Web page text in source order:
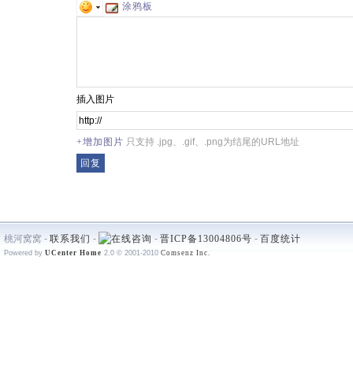
涂鸦板
插入图片
+增加图片 只支持 .jpg、.gif、.png为结尾的URL地址
桃河窝窝 - 联系我们 - - 晋ICP备13004806号 - 百度统计
Powered by UCenter Home 2.0 © 2001-2010 Comsenz Inc.